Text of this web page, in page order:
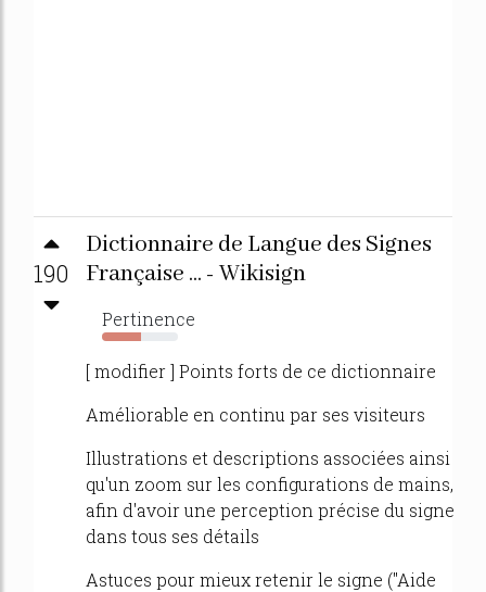
190
Dictionnaire de Langue des Signes
Française ... - Wikisign
Pertinence
52%
[ modifier ] Points forts de ce dictionnaire
Améliorable en continu par ses visiteurs
Illustrations et descriptions associées ainsi
qu'un zoom sur les configurations de mains,
afin d'avoir une perception précise du signe
dans tous ses détails
Astuces pour mieux retenir le signe ("Aide